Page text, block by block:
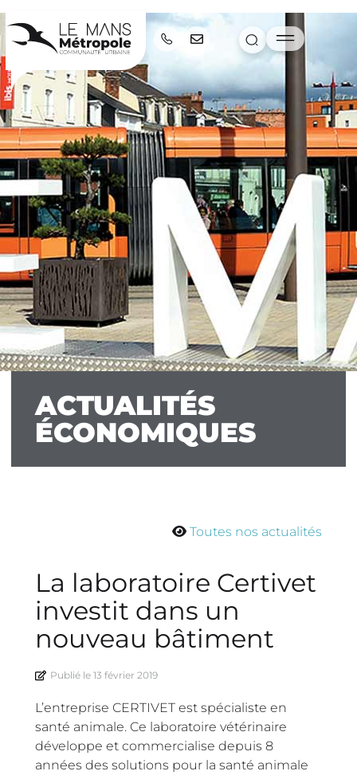
ACTUALITÉS
ÉCONOMIQUES
Toutes nos actualités
La laboratoire Certivet
investit dans un
nouveau bâtiment
Publié le 13 février 2019
L’entreprise CERTIVET est spécialiste en
santé animale. Ce laboratoire vétérinaire
développe et commercialise depuis 8
années des solutions pour la santé animale